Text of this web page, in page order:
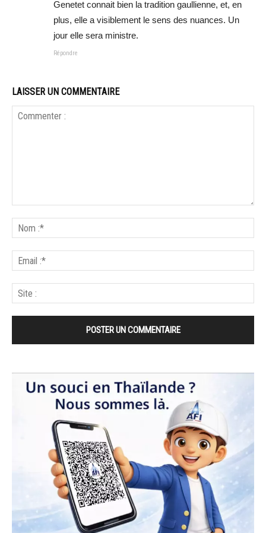
Genetet connait bien la tradition gaullienne, et, en
plus, elle a visiblement le sens des nuances. Un
jour elle sera ministre.
Répondre
LAISSER UN COMMENTAIRE